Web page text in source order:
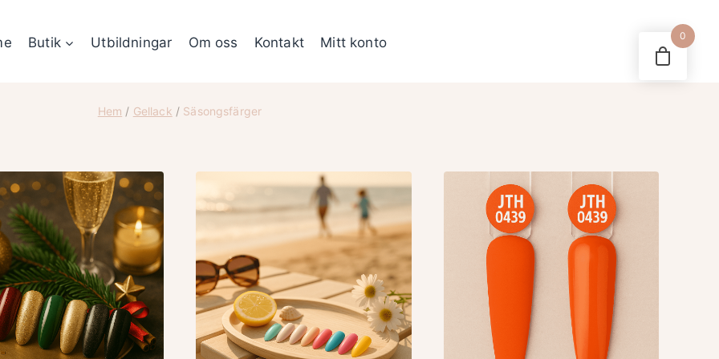
Butik Utbildningar Om oss Kontakt Mitt konto
Hem / Gellack / Säsongsfärger
0